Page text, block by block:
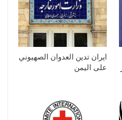
ايران تدين العدوان الصهيوني
على اليمن